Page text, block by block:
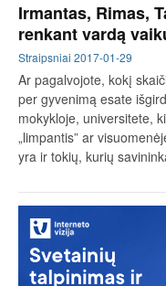
Irmantas, Rimas,
renkant vardą
Straipsniai 2017-01-29
Ar pagalvojote, kokį
per gyvenimą esate
mokykloje, universitete,
„limpantis” ar
yra ir tokių, kurių